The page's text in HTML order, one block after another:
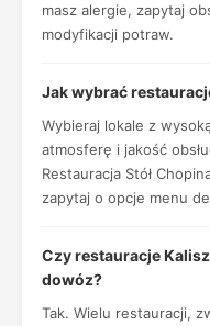
masz alergie, zapytaj
modyfikacji potraw.
Jak wybrać
Wybieraj lokale z
atmosferę i jakość
Restauracja Stół
zapytaj o opcje menu
Czy restauracje
dowóz?
Tak. Wielu restauracji,